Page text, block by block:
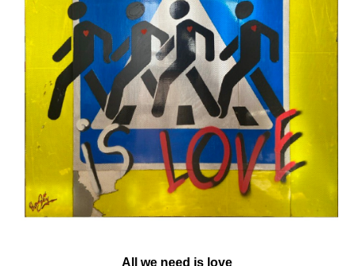
All we need is love